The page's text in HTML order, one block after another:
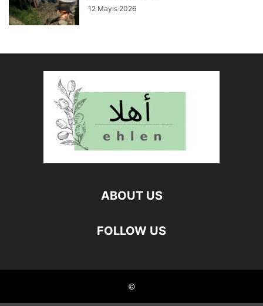
12 Mayıs 2026
ABOUT US
FOLLOW US
©